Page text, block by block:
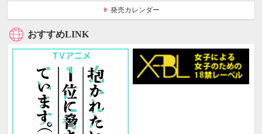
発売カレンダー
おすすめLINK